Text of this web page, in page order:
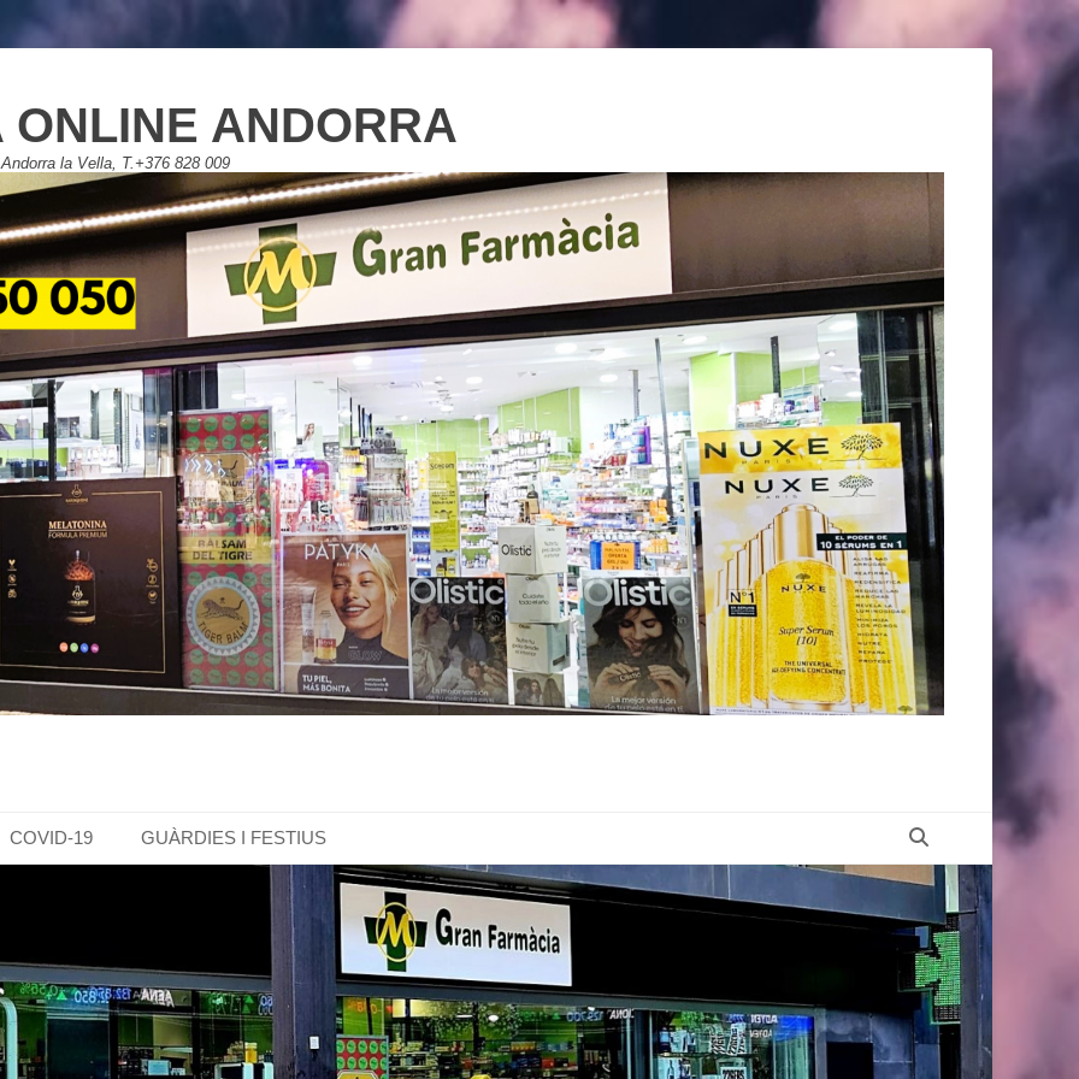
ANDORRA
la Vella, T.+376 828 009
COVID-19 GUÀRDIES I FESTIUS